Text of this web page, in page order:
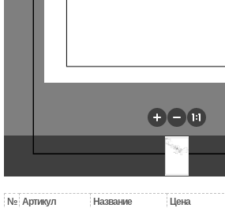
№ Артикул Название Цена